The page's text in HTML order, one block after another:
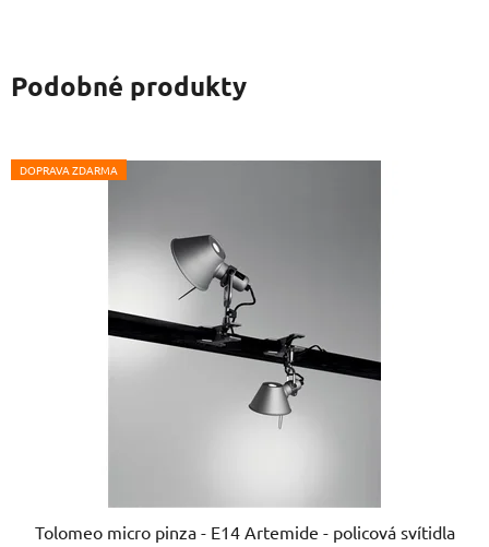
Podobné produkty
DOPRAVA ZDARMA
Tolomeo micro pinza - E14 Artemide - policová svítidla